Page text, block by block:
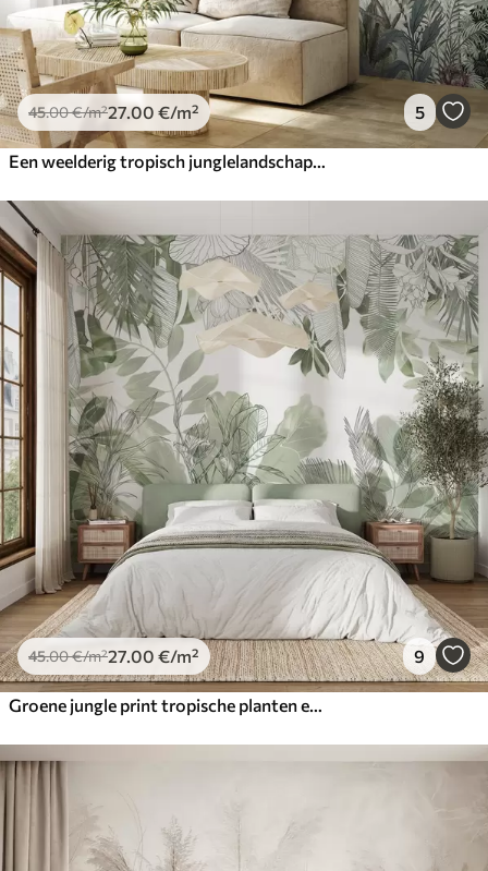
45.00€/m²27.00 €/m² 5
45.00€/m²27 .00 €/m² 9